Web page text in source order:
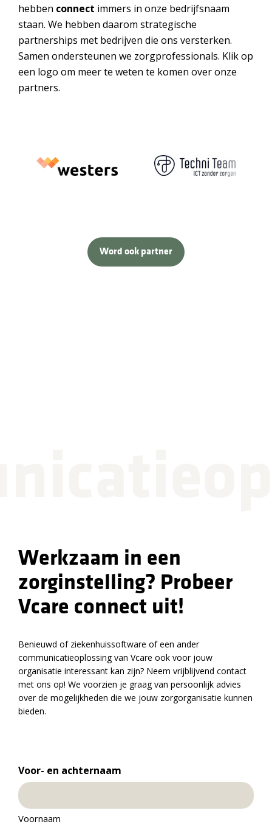
hebben connect immers in onze bedrijfsnaam
staan. We hebben daarom strategische
partnerships met bedrijven die ons versterken.
Samen ondersteunen we zorgprofessionals. Klik op
een logo om meer te weten te komen over onze
partners.
Word ook partner
Werkzaam in een
zorginstelling? Probeer
Vcare connect uit!
Benieuwd of ziekenhuissoftware of een ander
communicatieoplossing van Vcare ook voor jouw
organisatie interessant kan zijn? Neem vrijblijvend contact
met ons op! We voorzien je graag van persoonlijk advies
over de mogelijkheden die we jouw zorgorganisatie kunnen
bieden.
Voor- en achternaam
Voornaam